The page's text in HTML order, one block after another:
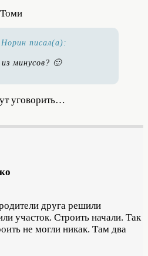
Норин писал(а):
минусов? 🙂
уговорить…
друга решили
участок. Строить начали. Так
не могли никак. Там два